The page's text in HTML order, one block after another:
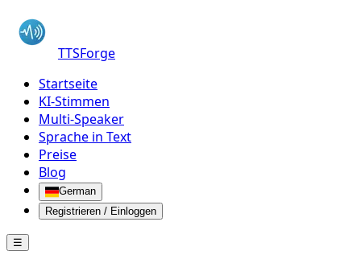
TTSForge
Startseite
KI-Stimmen
Multi-Speaker
Sprache in Text
Preise
Blog
German
Registrieren / Einloggen
☰